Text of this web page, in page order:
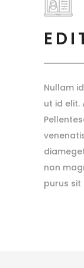
Nullam
ut id elit.
non
purus